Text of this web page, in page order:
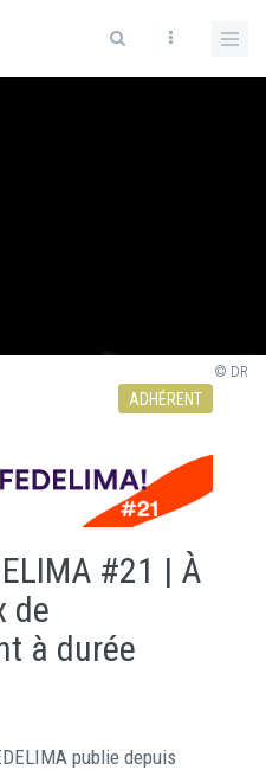
© DR
ADHÉRENT
#21 | À
de
à durée
publie depuis